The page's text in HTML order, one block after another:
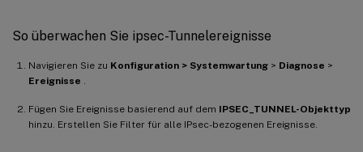
So überwachen Sie ipsec-Tunnelereignisse
Navigieren Sie zu Konfiguration > Systemwartung > Diagnose >
Ereignisse .
Fügen Sie Ereignisse basierend auf dem IPSEC_TUNNEL-Objekttyp
hinzu. Erstellen Sie Filter für alle IPsec-bezogenen Ereignisse.